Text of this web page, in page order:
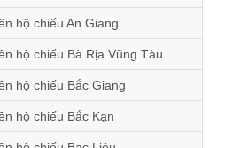
hộ chiếu An Giang
hộ chiếu Bà Rịa Vũng Tàu
hộ chiếu Bắc Giang
hộ chiếu Bắc Kạn